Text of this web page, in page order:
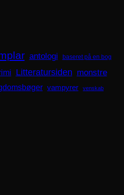
antologi baseret på en bog
Litteratursiden monstre
vampyrer venskab